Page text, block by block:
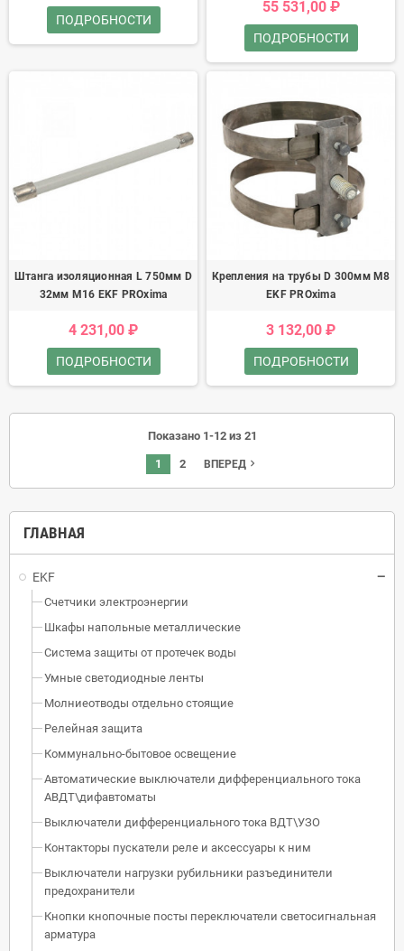
ГЛАВНАЯ
EKF
Счетчики электроэнергии
Шкафы напольные металлические
Система защиты от протечек воды
Умные светодиодные ленты
Молниеотводы отдельно стоящие
Релейная защита
Коммунально-бытовое освещение
Автоматические выключатели дифференциального тока
АВДТ\дифавтоматы
Выключатели дифференциального тока ВДТ\УЗО
Контакторы пускатели реле и аксессуары к ним
Выключатели нагрузки рубильники разъединители
предохранители
Кнопки кнопочные посты переключатели светосигнальная
арматура
ПОДРОБНОСТИ
55 531,00 ₽
ПОДРОБНОСТИ
Штанга изоляционная L 750мм D
32мм М16 EKF PROxima
4 231,00 ₽
ПОДРОБНОСТИ
Крепления на трубы D 300мм М8
EKF PROxima
3 132,00 ₽
ПОДРОБНОСТИ
Показано 1-12 из 21
1 2 ВПЕРЕДnavigate_next